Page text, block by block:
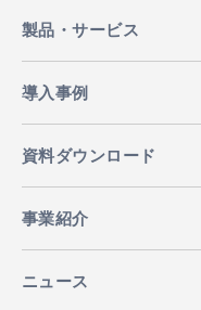
製品・サービス
導入事例
資料ダウンロード
事業紹介
ニュース